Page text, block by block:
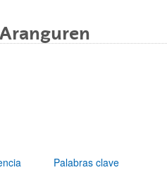
Palabras clave